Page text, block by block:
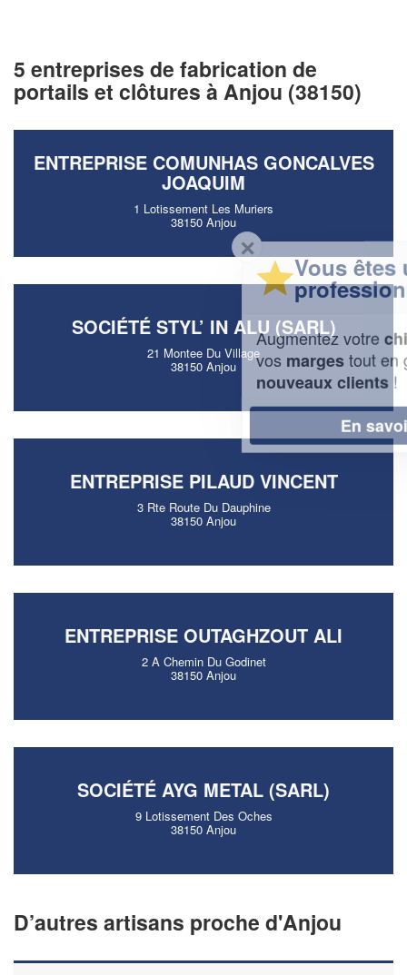
5 entreprises de fabrication de
portails et clôtures à Anjou (38150)
ENTREPRISE COMUNHAS GONCALVES
JOAQUIM
1 Lotissement Les Muriers
38150 Anjou
SOCIÉTÉ STYL’ IN ALU (SARL)
21 Montee Du Village
38150 Anjou
ENTREPRISE PILAUD VINCENT
3 Rte Route Du Dauphine
38150 Anjou
ENTREPRISE OUTAGHZOUT ALI
2 A Chemin Du Godinet
38150 Anjou
SOCIÉTÉ AYG METAL (SARL)
9 Lotissement Des Oches
38150 Anjou
D’autres artisans proche d'Anjou
Vous êtes un
professionnel ?
Augmentez votrechiffre d'affaireset
margestout en gagnant de
nouveaux clients